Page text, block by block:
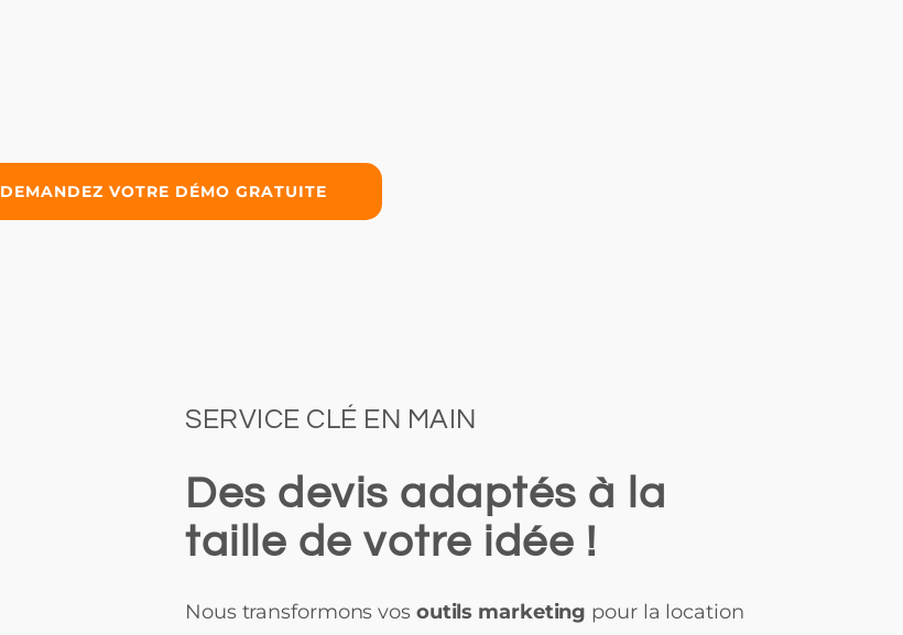
DEMANDEZ VOTRE DÉMO GRATUITE
SERVICE CLÉ EN MAIN
Des devis adaptés à la
taille de votre idée !
Nous transformons vos outils marketing pour la location